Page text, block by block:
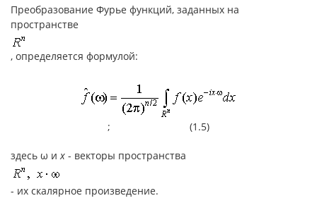
Преобразование Фурье функций, заданных на
пространстве
, определяется формулой:
; (1.5)
здесь ω иx - векторы пространства
- их скалярное произведение.